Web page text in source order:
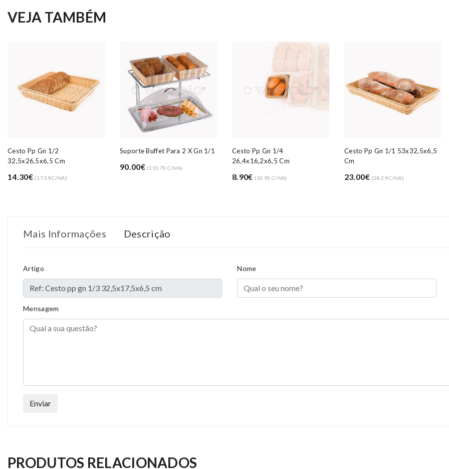
VEJA TAMBÉM
Cesto Pp Gn 1/2
32,5x26,5x6,5 Cm
14.30€ (17.59 C/IVA)
Suporte Buffet Para 2 X Gn 1/1
90.00€ (110.70 C/IVA)
Cesto Pp Gn 1/4
26,4x16,2x6,5 Cm
8.90€ (10.95 C/IVA)
Cesto Pp Gn 1/1 53x32,5x6,5
Cm
23.00€ (28.29 C/IVA)
Mais Informações Descrição
Artigo Nome
Mensagem
Enviar
PRODUTOS RELACIONADOS